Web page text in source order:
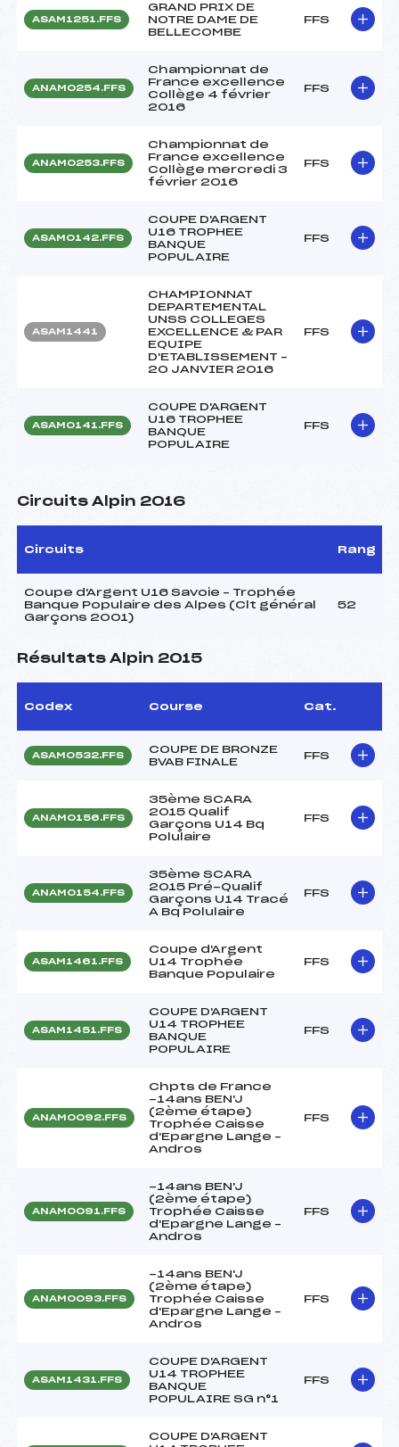
ASAM1251.FFS
GRAND PRIX DE
NOTRE DAME DE
BELLECOMBE
FFS
ANAM0254.FFS
Championnat de
France excellence
Collège 4 février
2016
FFS
ANAM0253.FFS
Championnat de
France excellence
Collège mercredi 3
février 2016
FFS
ASAM0142.FFS
COUPE D'ARGENT
U16 TROPHEE
BANQUE
POPULAIRE
FFS
ASAM1441
CHAMPIONNAT
DEPARTEMENTAL
UNSS COLLEGES
EXCELLENCE & PAR
EQUIPE
D'ETABLISSEMENT –
20 JANVIER 2016
FFS
ASAM0141.FFS
COUPE D'ARGENT
U16 TROPHEE
BANQUE
POPULAIRE
FFS
Circuits Alpin 2016
Circuits Rang
Coupe d'Argent U16 Savoie – Trophée
Banque Populaire des Alpes (Clt général
Garçons 2001)
52
Résultats Alpin 2015
Codex Course Cat.
ASAM0532.FFS
COUPE DE BRONZE
BVAB FINALE
FFS
ANAM0156.FFS
35ème SCARA
2015 Qualif
Garçons U14 Bq
Polulaire
FFS
ANAM0154.FFS
35ème SCARA
2015 Pré-Qualif
Garçons U14 Tracé
A Bq Polulaire
FFS
ASAM1461.FFS
Coupe d'Argent
U14 Trophée
Banque Populaire
FFS
ASAM1451.FFS
COUPE D'ARGENT
U14 TROPHEE
BANQUE
POPULAIRE
FFS
ANAM0092.FFS
Chpts de France
-14ans BEN'J
(2ème étape)
Trophée Caisse
d'Epargne Lange –
Andros
FFS
ANAM0091.FFS
-14ans BEN'J
(2ème étape)
Trophée Caisse
d'Epargne Lange –
Andros
FFS
ANAM0093.FFS
-14ans BEN'J
(2ème étape)
Trophée Caisse
d'Epargne Lange –
Andros
FFS
ASAM1431.FFS
COUPE D'ARGENT
U14 TROPHEE
BANQUE
POPULAIRE SG n°1
FFS
COUPE D'ARGENT